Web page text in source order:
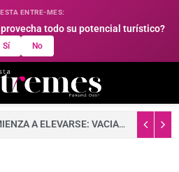
ENTRE-MES:
todo su potencial turístico?
Sí No
CUARTO PUENTE COMIENZA A ELEVARSE: VACIADO DE CONCRETO FORTALECE LA BASE DE UNA DE SUS TORRES PRINCIPALES